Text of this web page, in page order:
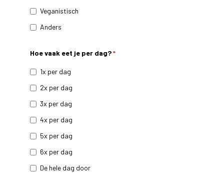
Veganistisch
Anders
Hoe vaak eet je per dag?*
1x per dag
2x per dag
3x per dag
4x per dag
5x per dag
6x per dag
De hele dag door